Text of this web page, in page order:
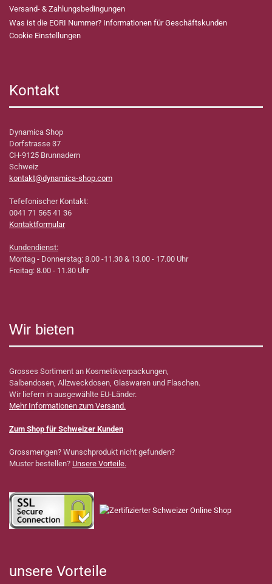
Versand- & Zahlungsbedingungen
Was ist die EORI Nummer? Informationen für Geschäftskunden
Cookie Einstellungen
Kontakt
Dynamica Shop
Dorfstrasse 37
CH-9125 Brunnadern
Schweiz
kontakt@dynamica-shop.com
Tefefonischer Kontakt:
0041 71 565 41 36
Kontaktformular
Kundendienst:
Montag - Donnerstag: 8.00 -11.30 & 13.00 - 17.00 Uhr
Freitag: 8.00 - 11.30 Uhr
Wir bieten
Grosses Sortiment an Kosmetikverpackungen,
Salbendosen, Allzweckdosen, Glaswaren und Flaschen.
Wir liefern in ausgewählte EU-Länder.
Mehr Informationen zum Versand.
Zum Shop für Schweizer Kunden
Grossmengen? Wunschprodukt nicht gefunden?
Muster bestellen? Unsere Vorteile.
unsere Vorteile